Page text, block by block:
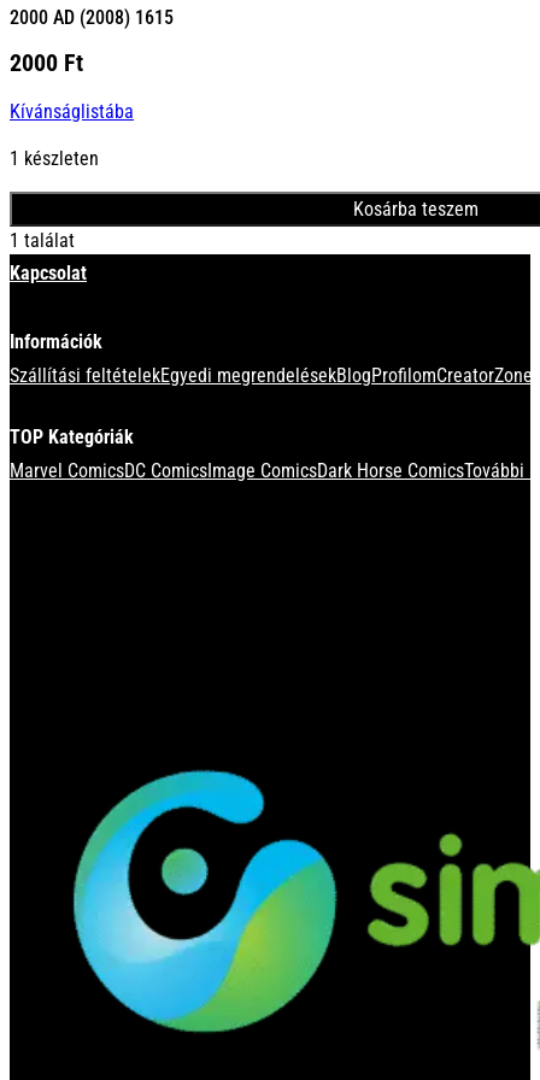
2000 AD (2008) 1615
2000 Ft
Kívánságlistába
1 készleten
Kosárba teszem
1 találat
Kapcsolat
Információk
Szállítási feltételekEgyedi megrendelésekBlogProfilom
TOP Kategóriák
Marvel ComicsDC Comics Image ComicsDark Horse ComicsTovábbi